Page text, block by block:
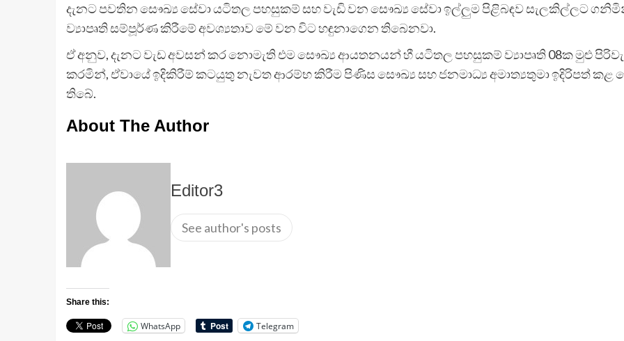
දැනට පවතින සෞඛ්‍ය සේවා යටිතල පහසුකම් සහ වැඩි වන සෞඛ්‍ය සේවා ඉල්ලුම පිළිබඳව සැලකිල්ලට
ව්‍යාපෘති සම්පූර්ණ කිරීමේ අවශ්‍යතාව මේ වන විට හඳුනාගෙන තිබෙනවා.
ඒ අනුව, දැනට වැඩ අවසන් කර නොමැති එම සෞඛ්‍ය ආයතනයන් හී යටිතල පහසුකම් ව්‍යාපෘති 08ක මුළු
කරමින්, ඒවායේ ඉදිකිරීම් කටයුතු නැවත ආරම්භ කිරීම පිණිස සෞඛ්‍ය සහ ජනමාධ්‍ය අමාත්‍යතුමා ඉදිරිපත්
තිබේ.
About The Author
Editor3
See author's posts
Share this:
WhatsApp Telegram